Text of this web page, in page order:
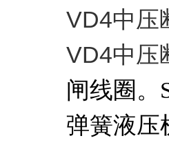
VD4中压
VD4中压
闸线圈。
弹簧液压